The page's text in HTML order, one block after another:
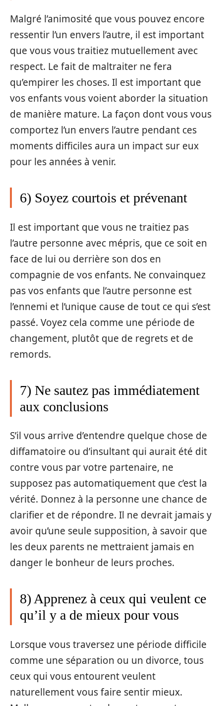
Malgré l’animosité que vous pouvez encore
ressentir l’un envers l’autre, il est important
que vous vous traitiez mutuellement avec
respect. Le fait de maltraiter ne fera
qu’empirer les choses. Il est important que
vos enfants vous voient aborder la situation
de manière mature. La façon dont vous vous
comportez l’un envers l’autre pendant ces
moments difficiles aura un impact sur eux
pour les années à venir.
6) Soyez courtois et prévenant
Il est important que vous ne traitiez pas
l’autre personne avec mépris, que ce soit en
face de lui ou derrière son dos en
compagnie de vos enfants. Ne convainquez
pas vos enfants que l’autre personne est
l’ennemi et l’unique cause de tout ce qui s’est
passé. Voyez cela comme une période de
changement, plutôt que de regrets et de
remords.
7) Ne sautez pas immédiatement
aux conclusions
S’il vous arrive d’entendre quelque chose de
diffamatoire ou d’insultant qui aurait été dit
contre vous par votre partenaire, ne
supposez pas automatiquement que c’est la
vérité. Donnez à la personne une chance de
clarifier et de répondre. Il ne devrait jamais y
avoir qu’une seule supposition, à savoir que
les deux parents ne mettraient jamais en
danger le bonheur de leurs proches.
8) Apprenez à ceux qui veulent ce
qu’il y a de mieux pour vous
Lorsque vous traversez une période difficile
comme une séparation ou un divorce, tous
ceux qui vous entourent veulent
naturellement vous faire sentir mieux.